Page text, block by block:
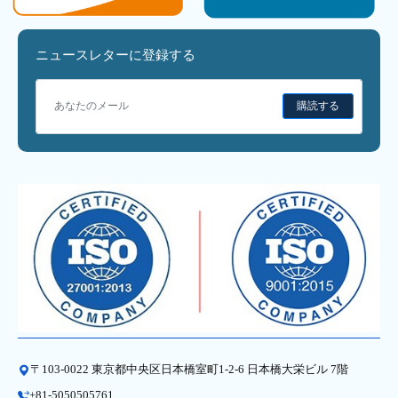
ニュースレターに登録する
購読する
〒103-0022 東京都中央区日本橋室町1-2-6 日本橋大栄ビル 7階
+81-5050505761